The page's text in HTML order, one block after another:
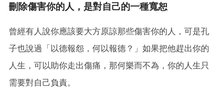
刪除傷害你的人，是對自己的一種寬恕
曾經有人說你應該要大方原諒那些傷害你的人，可是孔
子也說過「以德報怨，何以報德？」如果把他趕出你的
人生，可以助你走出傷痛，那何樂而不為，你的人生只
需要對自己負責。